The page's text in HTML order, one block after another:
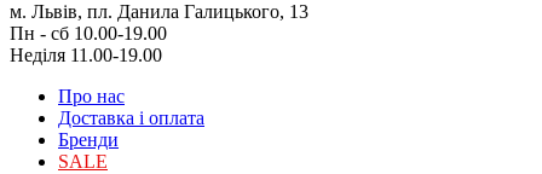
м. Львів, пл. Данила Галицького, 13
Пн - сб 10.00-19.00
Неділя 11.00-19.00
Про нас
Доставка і оплата
Бренди
SALE